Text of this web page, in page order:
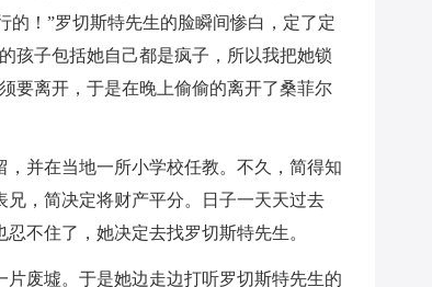
！”罗切斯特先生的脸瞬间惨白，定了定
孩子包括她自己都是疯子，所以我把她锁
要离开，于是在晚上偷偷的离开了桑菲尔
并在当地一所小学校任教。不久，简得知
，简决定将财产平分。日子一天天过去
不住了，她决定去找罗切斯特先生。
废墟。于是她边走边打听罗切斯特先生的